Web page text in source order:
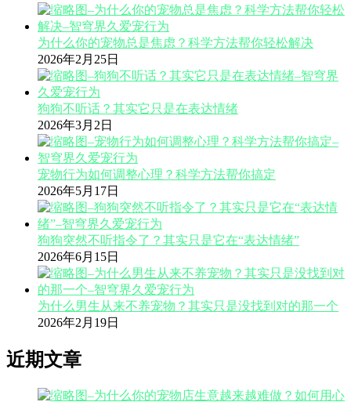
为什么你的宠物总是焦虑？科学方法帮你轻松解决
2026年2月25日
狗狗不听话？其实它只是在表达情绪
2026年3月2日
宠物行为如何调整心理？科学方法帮你搞定
2026年5月17日
狗狗突然不听指令了？其实只是它在“表达情绪”
2026年6月15日
为什么男生从来不养宠物？其实只是没找到对的那一个
2026年2月19日
近期文章